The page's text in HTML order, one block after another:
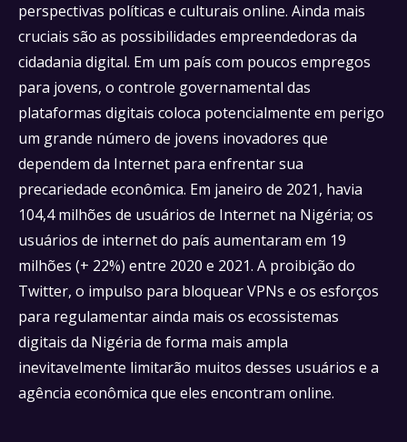
perspectivas políticas e culturais online. Ainda mais
cruciais são as possibilidades empreendedoras da
cidadania digital. Em um país com poucos empregos
para jovens, o controle governamental das
plataformas digitais coloca potencialmente em perigo
um grande número de jovens inovadores que
dependem da Internet para enfrentar sua
precariedade econômica. Em janeiro de 2021, havia
104,4 milhões de usuários de Internet na Nigéria; os
usuários de internet do país aumentaram em 19
milhões (+ 22%) entre 2020 e 2021. A proibição do
Twitter, o impulso para bloquear VPNs e os esforços
para regulamentar ainda mais os ecossistemas
digitais da Nigéria de forma mais ampla
inevitavelmente limitarão muitos desses usuários e a
agência econômica que eles encontram online.